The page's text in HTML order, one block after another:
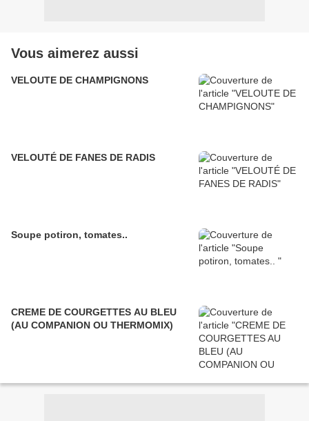
Vous aimerez aussi
VELOUTE DE CHAMPIGNONS
VELOUTÉ DE FANES DE RADIS
Soupe potiron, tomates..
CREME DE COURGETTES AU BLEU
(AU COMPANION OU THERMOMIX)